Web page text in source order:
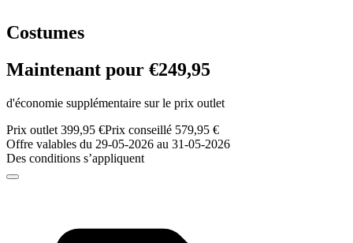
Costumes
Maintenant pour €249,95
d'économie supplémentaire sur le prix outlet
Prix outlet 399,95 €Prix conseillé 579,95 €
Offre valables du 29-05-2026 au 31-05-2026
Des conditions s’appliquent